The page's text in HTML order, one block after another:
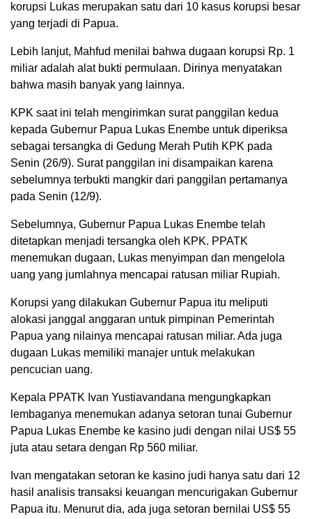
korupsi Lukas merupakan satu dari 10 kasus korupsi besar
yang terjadi di Papua.
Lebih lanjut, Mahfud menilai bahwa dugaan korupsi Rp. 1
miliar adalah alat bukti permulaan. Dirinya menyatakan
bahwa masih banyak yang lainnya.
KPK saat ini telah mengirimkan surat panggilan kedua
kepada Gubernur Papua Lukas Enembe untuk diperiksa
sebagai tersangka di Gedung Merah Putih KPK pada
Senin (26/9). Surat panggilan ini disampaikan karena
sebelumnya terbukti mangkir dari panggilan pertamanya
pada Senin (12/9).
Sebelumnya, Gubernur Papua Lukas Enembe telah
ditetapkan menjadi tersangka oleh KPK. PPATK
menemukan dugaan, Lukas menyimpan dan mengelola
uang yang jumlahnya mencapai ratusan miliar Rupiah.
Korupsi yang dilakukan Gubernur Papua itu meliputi
alokasi janggal anggaran untuk pimpinan Pemerintah
Papua yang nilainya mencapai ratusan miliar. Ada juga
dugaan Lukas memiliki manajer untuk melakukan
pencucian uang.
Kepala PPATK Ivan Yustiavandana mengungkapkan
lembaganya menemukan adanya setoran tunai Gubernur
Papua Lukas Enembe ke kasino judi dengan nilai US$ 55
juta atau setara dengan Rp 560 miliar.
Ivan mengatakan setoran ke kasino judi hanya satu dari 12
hasil analisis transaksi keuangan mencurigakan Gubernur
Papua itu. Menurut dia, ada juga setoran bernilai US$ 55